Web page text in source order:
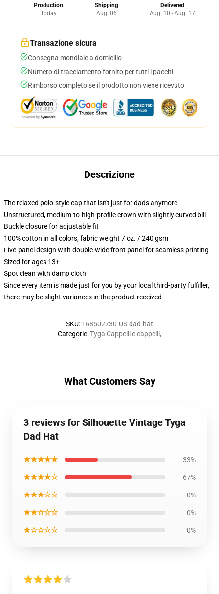
Production
Today
Shipping
Aug. 06
Delivered
Aug. 10 - Aug. 17
Transazione sicura
Consegna mondiale a domicilio
Numero di tracciamento fornito per tutti i pacchi
Rimborso completo se il prodotto non viene ricevuto
Descrizione
The relaxed polo-style cap that isn't just for dads anymore
Unstructured, medium-to-high-profile crown with slightly curved bill
Buckle closure for adjustable fit
100% cotton in all colors, fabric weight 7 oz. / 240 gsm
Five-panel design with double-wide front panel for seamless printing
Sized for ages 13+
Spot clean with damp cloth
Since every item is made just for you by your local third-party fulfiller,
there may be slight variances in the product received
SKU: 168502730-US-dad-hat
Categorie:Tyga Cappelli e cappelli,
What Customers Say
3 reviews for Silhouette Vintage Tyga
Dad Hat
★★★★★ 33%
★★★★☆ 67%
★★★☆☆ 0%
★★☆☆☆ 0%
★☆☆☆☆ 0%